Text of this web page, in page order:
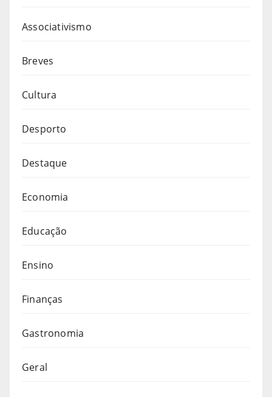
Associativismo
Breves
Cultura
Desporto
Destaque
Economia
Educação
Ensino
Finanças
Gastronomia
Geral